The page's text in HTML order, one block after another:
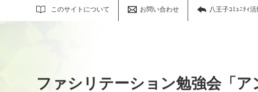
このサイトについて お問い合わせ 八王子ｺﾐｭﾆﾃｨ
サイト内検索
ファシリテーション勉強会「ア